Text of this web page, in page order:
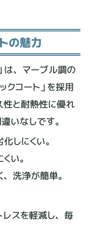
の魅力
は、マーブル調の
クコート」を採用
性と耐熱性に優れ
いなしです。
しにくい。
い。
、洗浄が簡単。
スを軽減し、毎